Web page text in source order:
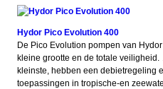
Hydor Pico Evolution 400
De Pico Evolution pompen van
kleine grootte en de totale
kleinste, hebben een debietregeling
toepassingen in tropische-en